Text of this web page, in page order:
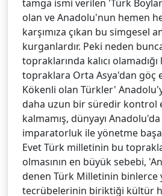
tamga ismi verilen 'Türk
olan ve Anadolu'nun hemen
karşımıza çıkan bu simgesel
kurganlardır. Peki neden
topraklarında kalıcı
topraklara Orta Asya'dan göç
Kökenli olan Türkler'
daha uzun bir süredir kontrol
kalmamış, dünyayı
imparatorluk ile yönetme
Evet Türk milletinin bu
olmasının en büyük sebebi,
denen Türk Milletinin binlerce
tecrübelerinin biriktiği kültür